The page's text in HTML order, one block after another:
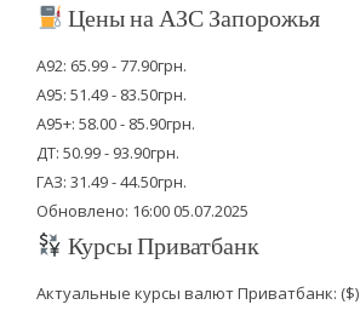
Цены на АЗС Запорожья
А92: 65.99 - 77.90грн.
А95: 51.49 - 83.50грн.
А95+: 58.00 - 85.90грн.
ДТ: 50.99 - 93.90грн.
ГАЗ: 31.49 - 44.50грн.
Обновлено: 16:00 05.07.2025
Курсы Приватбанк
Актуальные курсы валют Приватбанк: ($)